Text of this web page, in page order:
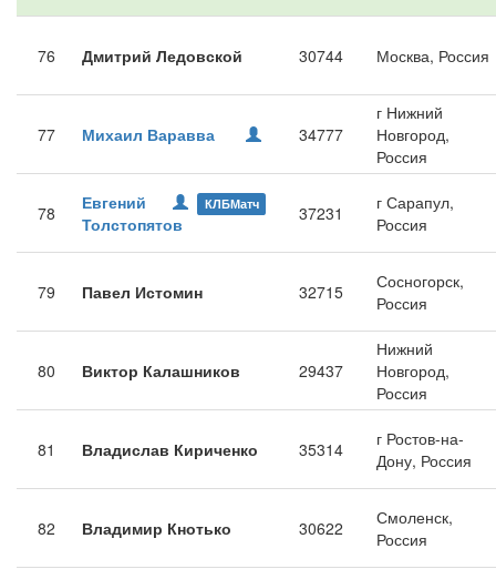
76 Дмитрий Ледовской 30744 Москва, Россия
77 Михаил Варавва 34777
г Нижний
Новгород,
Россия
78 КЛБМатч
Евгений
Толстопятов
37231
г Сарапул,
Россия
79 Павел Истомин 32715
Сосногорск,
Россия
80 Виктор Калашников 29437
Нижний
Новгород,
Россия
81 Владислав Кириченко 35314
г Ростов-на-
Дону, Россия
82 Владимир Кнотько 30622
Смоленск,
Россия